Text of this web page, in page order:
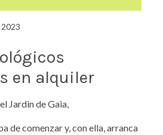
en alquiler
Jardin de Gaia,
de comenzar y, con ella, arranca